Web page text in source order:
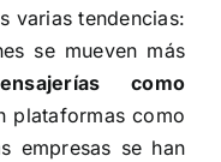
varias tendencias:
se mueven más
como
plataformas como
empresas se han